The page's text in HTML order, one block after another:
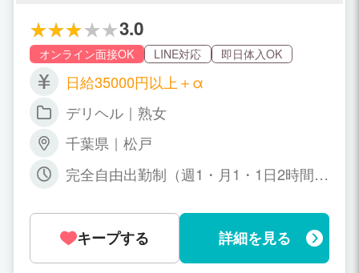
3.0
オンライン面接OK LINE対応 即日体入OK
日給35000円以上＋α
デリヘル｜熟女
千葉県｜松戸
完全自由出勤制（週1・月1・1日2時間か
キープする 詳細を見る